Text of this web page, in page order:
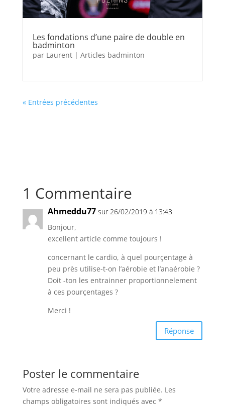
Les fondations d’une paire de double en
badminton
par Laurent| Articles badminton
« Entrées précédentes
1 Commentaire
Ahmeddu77 sur 26/02/2019 à 13:43
Bonjour,
excellent article comme toujours !
concernant le cardio, à quel pourçentage à
peu près utilise-t-on l’aérobie et l’anaérobie ?
Doit -ton les entrainner proportionnelement
à ces pourçentages ?
Merci !
Réponse
Poster le commentaire
Votre adresse e-mail ne sera pas publiée. Les
champs obligatoires sont indiqués avec *